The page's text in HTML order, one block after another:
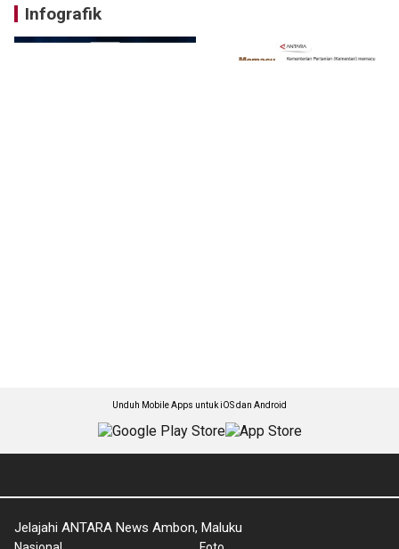
Infografik
Unduh Mobile Apps untuk iOS dan Android
Jelajahi ANTARA News Ambon, Maluku